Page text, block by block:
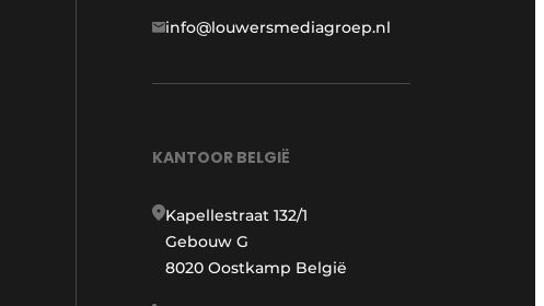
info@louwersmediagroep.nl
KANTOOR BELGIË
Kapellestraat 132/1
Gebouw G
8020 Oostkamp België